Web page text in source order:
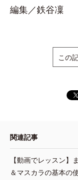
編集／鉄谷凜
この
関連記事
【動画でレッスン
＆マスカラの基本の